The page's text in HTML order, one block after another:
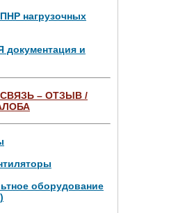
нагрузочных
и
– ОТЗЫВ /
оборудование
модуля 4 МВт,